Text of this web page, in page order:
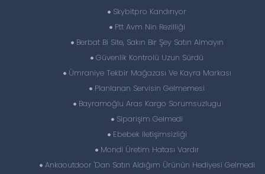
Skybitpro Kandırıyor
Ptt Avm Nin Rezilliği
Berbat Bi Site, Sakın Bir Şey Satın Almayın
Güvenlik Kontrolü Uzun Sürdü
Ümraniye Tekbir Mağazası Ve Kayra Markası
Planlanan Servisin Gelmemesi
Bayramoğlu Aras Kargo Sorumsuzlugu
Siparişim Gelmedi
Ebebek Iletişimsizliği
Mondi Üretim Hatası Vardır
Ankaoutdoor 'Dan Satın Aldığım Ürünün Hediyesi Gelmedi